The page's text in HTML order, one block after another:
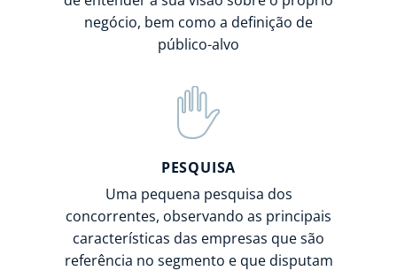
negócio, bem como a definição de
público-alvo
PESQUISA
Uma pequena pesquisa dos
concorrentes, observando as principais
características das empresas que são
referência no segmento e que disputam